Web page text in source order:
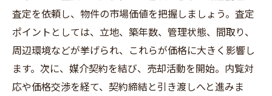
査定を依頼し、物件の市場価値を把握しましょう。査定
ポイントとしては、立地、築年数、管理状態、間取り、
周辺環境などが挙げられ、これらが価格に大きく影響し
ます。次に、媒介契約を結び、売却活動を開始。内覧対
応や価格交渉を経て、契約締結と引き渡しへと進みま